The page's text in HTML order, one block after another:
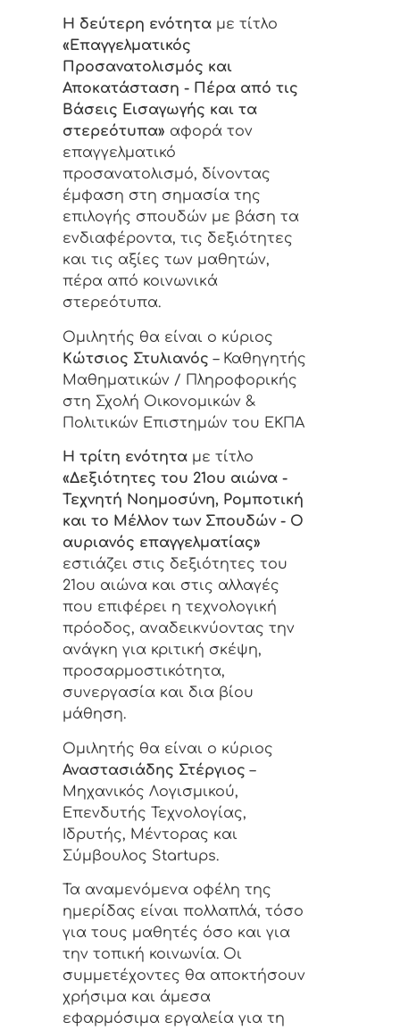
Η δεύτερη ενότητα με τίτλο
«Επαγγελματικός
Προσανατολισμός και
Αποκατάσταση - Πέρα από τις
Βάσεις Εισαγωγής και τα
στερεότυπα» αφορά τον
επαγγελματικό
προσανατολισμό, δίνοντας
έμφαση στη σημασία της
επιλογής σπουδών με βάση τα
ενδιαφέροντα, τις δεξιότητες
και τις αξίες των μαθητών,
πέρα από κοινωνικά
στερεότυπα.
Ομιλητής θα είναι ο κύριος
Κώτσιος Στυλιανός – Καθηγητής
Μαθηματικών / Πληροφορικής
στη Σχολή Οικονομικών &
Πολιτικών Επιστημών του ΕΚΠΑ
Η τρίτη ενότητα με τίτλο
«Δεξιότητες του 21ου αιώνα -
Τεχνητή Νοημοσύνη, Ρομποτική
και το Μέλλον των Σπουδών - Ο
αυριανός επαγγελματίας»
εστιάζει στις δεξιότητες του
21ου αιώνα και στις αλλαγές
που επιφέρει η τεχνολογική
πρόοδος, αναδεικνύοντας την
ανάγκη για κριτική σκέψη,
προσαρμοστικότητα,
συνεργασία και δια βίου
μάθηση.
Ομιλητής θα είναι ο κύριος
Αναστασιάδης Στέργιος–
Μηχανικός Λογισμικού,
Επενδυτής Τεχνολογίας,
Ιδρυτής, Μέντορας και
Σύμβουλος Startups.
Τα αναμενόμενα οφέλη της
ημερίδας είναι πολλαπλά, τόσο
για τους μαθητές όσο και για
την τοπική κοινωνία. Οι
συμμετέχοντες θα αποκτήσουν
χρήσιμα και άμεσα
εφαρμόσιμα εργαλεία για τη